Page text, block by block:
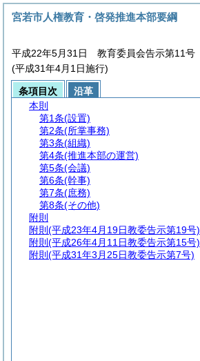
宮若市人権教育・啓発推進本部要綱
平成22年5月31日 教育委員会告示第11号
(平成31年4月1日施行)
条項目次
沿革
本則
第1条(設置)
第2条(所掌事務)
第3条(組織)
第4条(推進本部の運営)
第5条(会議)
第6条(幹事)
第7条(庶務)
第8条(その他)
附則
附則 (平成23年4月19日教委告示第19号)
附則 (平成26年4月11日教委告示第15号)
附則 (平成31年3月25日教委告示第7号)